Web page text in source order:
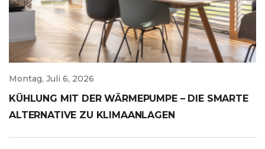
Montag, Juli 6, 2026
KÜHLUNG MIT DER WÄRMEPUMPE – DIE SMARTE
ALTERNATIVE ZU KLIMAANLAGEN